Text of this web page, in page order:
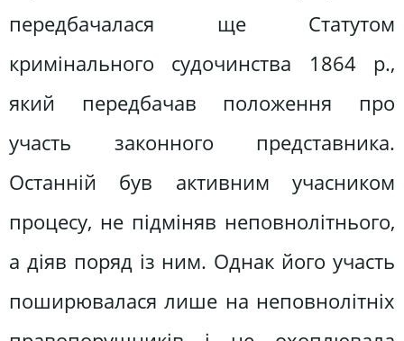
передбачалася ще Статутом
кримінального судочинства 1864 р.,
який передбачав положення про
участь законного представника.
Останній був активним учасником
процесу, не підміняв неповнолітнього,
а діяв поряд із ним. Однак його участь
поширювалася лише на неповнолітніх